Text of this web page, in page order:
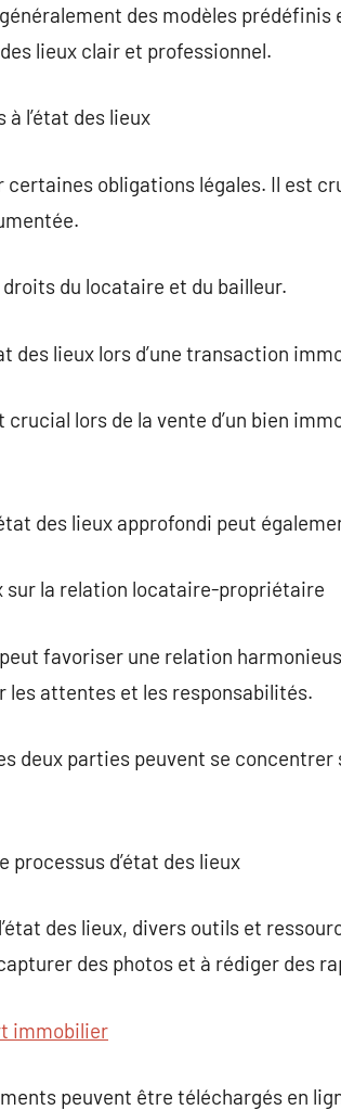
des modèles
lieux clair et professionnel.
l’état des lieux
obligations légales. Il est
du locataire et du bailleur.
des lieux lors d’une transaction
lors de la vente d’un bien
des lieux approfondi peut
sur la relation locataire-propriétaire
favoriser une relation
les attentes et les responsabilités.
deux parties peuvent se
processus d’état des lieux
des lieux, divers outils et
des photos et à rédiger des
immobilier
peuvent être téléchargés en